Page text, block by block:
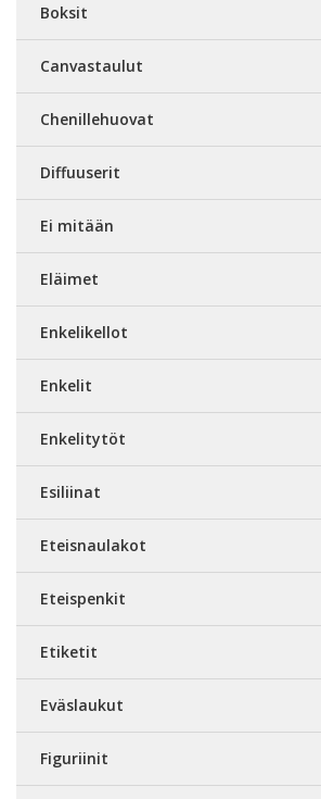
Boksit
Canvastaulut
Chenillehuovat
Diffuuserit
Ei mitään
Eläimet
Enkelikellot
Enkelit
Enkelitytöt
Esiliinat
Eteisnaulakot
Eteispenkit
Etiketit
Eväslaukut
Figuriinit